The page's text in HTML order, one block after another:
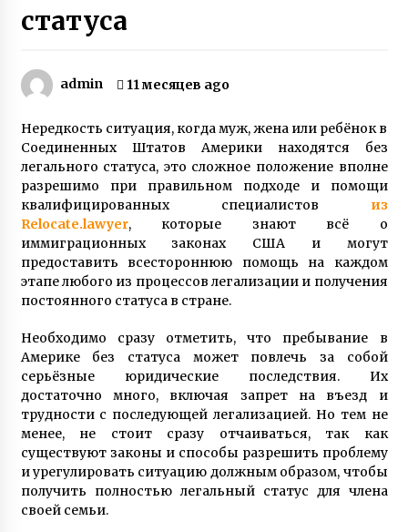
Слепая женщина из Винницы создала рок-
группу, в которой играют музыканты с
7 лет ago
Вся семья Елены Куклы из Богуслава
Киевской области защищала Украину на
Донбассе
После гибели мужа в АТО мать двух сыновей
Анна Оцабера из Винницкой области пошла
на войну
7 лет ago
Пластическая операция носа изменила
судьбу женщины — героиня телешоу 1+1
Валентина Тлуста рассказала о себе
7 лет ago
Ослиная ферма под Киевом — владелец
Владимир Васильев рассказал о
производстве уникального ослиного молока
3 года ago
статуса
admin 11 месяцев ago
Нередкость ситуация, когда муж, жена или ребёнок в
Соединенных Штатов Америки находятся без
легального статуса, это сложное положение вполне
разрешимо при правильном подходе и помощи
квалифицированных специалистов из
Relocate.lawyer, которые знают всё о
иммиграционных законах США и могут
предоставить всестороннюю помощь на каждом
этапе любого из процессов легализации и получения
постоянного статуса в стране.
Необходимо сразу отметить, что пребывание в
Америке без статуса может повлечь за собой
серьёзные юридические последствия. Их
достаточно много, включая запрет на въезд и
трудности с последующей легализацией. Но тем не
менее, не стоит сразу отчаиваться, так как
существуют законы и способы разрешить проблему
и урегулировать ситуацию должным образом, чтобы
получить полностью легальный статус для члена
своей семьи.